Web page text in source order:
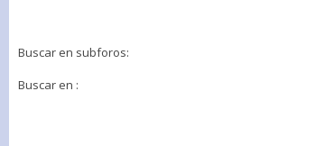
Buscar en subforos:
Buscar en :